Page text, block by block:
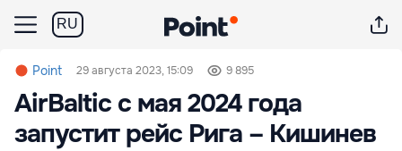
RU
Point 29 августа 2023, 15:09 9 895
AirBaltic с мая 2024 года
запустит рейс Рига – Кишинев